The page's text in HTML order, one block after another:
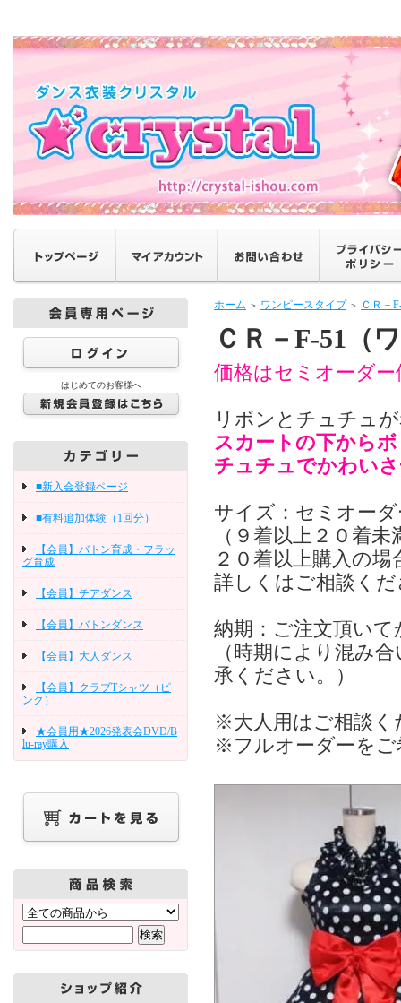
はじめてのお客様へ
■新入会登録ページ
■有料追加体験（1回分）
【会員】バトン育成・フラッ
グ育成
【会員】チアダンス
【会員】バトンダンス
【会員】大人ダンス
【会員】クラブTシャツ（ピ
ンク）
★会員用★2026発表会DVD/B
lu-ray購入
ホーム ＞ ワンピースタイプ ＞ ＣＲ－
ＣＲ－F-51（
価格はセミオーダ
リボンとチュチュ
スカートの下から
チュチュでかわい
サイズ：セミオー
（９着以上２０着
２０着以上購入の
詳しくはご相談く
納期：ご注文頂い
（時期により混み
承ください。）
※大人用はご相談く
※フルオーダーをご